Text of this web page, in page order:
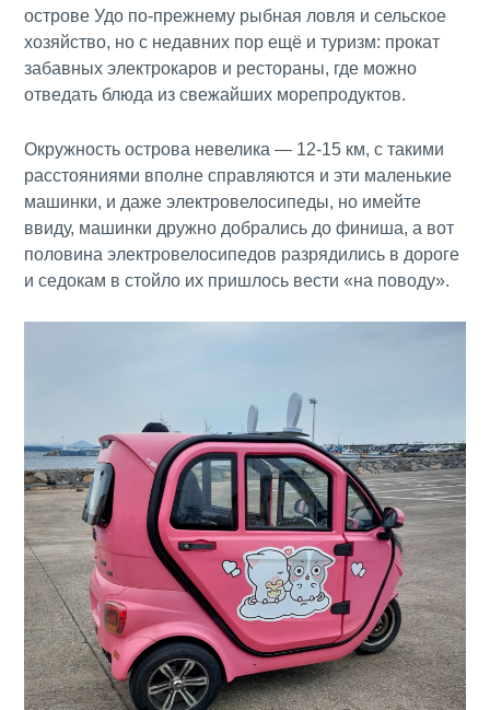
острове Удо по-прежнему рыбная ловля и сельское
хозяйство, но с недавних пор ещё и туризм: прокат
забавных электрокаров и рестораны, где можно
отведать блюда из свежайших морепродуктов.
Окружность острова невелика — 12-15 км, с такими
расстояниями вполне справляются и эти маленькие
машинки, и даже электровелосипеды, но имейте
ввиду, машинки дружно добрались до финиша, а вот
половина электровелосипедов разрядились в дороге
и седокам в стойло их пришлось вести «на поводу».